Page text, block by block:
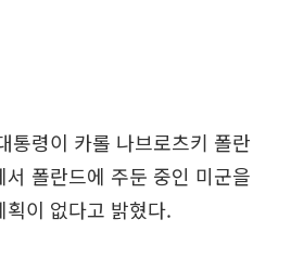
통령이 카롤 나브로츠키 폴란
폴란드에 주둔 중인 미군을
이 없다고 밝혔다.